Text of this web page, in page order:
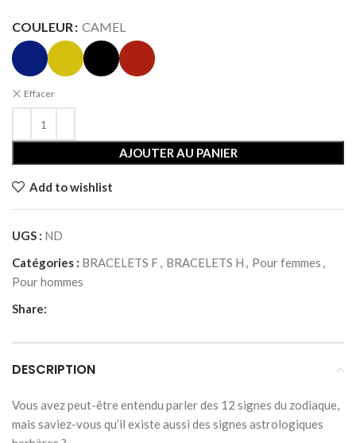
COULEUR CAMEL
Effacer
AJOUTER AU PANIER
Add to wishlist
UGS : ND
Catégories : BRACELETS F, BRACELETS H , Pour femmes ,
Pour hommes
Share:
DESCRIPTION
Vous avez peut-être entendu parler des 12 signes du zodiaque,
mais saviez-vous qu’il existe aussi des signes astrologiques